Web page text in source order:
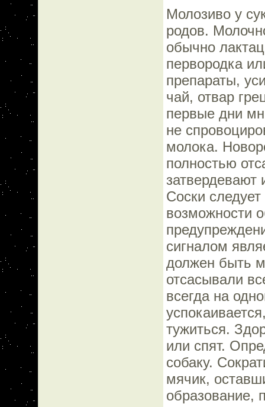
Молозиво у
родов.
обычно
первородка
препараты,
чай, отвар
первые дни
не
молока.
полностью
затвердевают
Соски
возможности
сигналом
должен быть
отсасывали
всегда на
тужиться.
или спят.
собаку.
мячик,
образование,